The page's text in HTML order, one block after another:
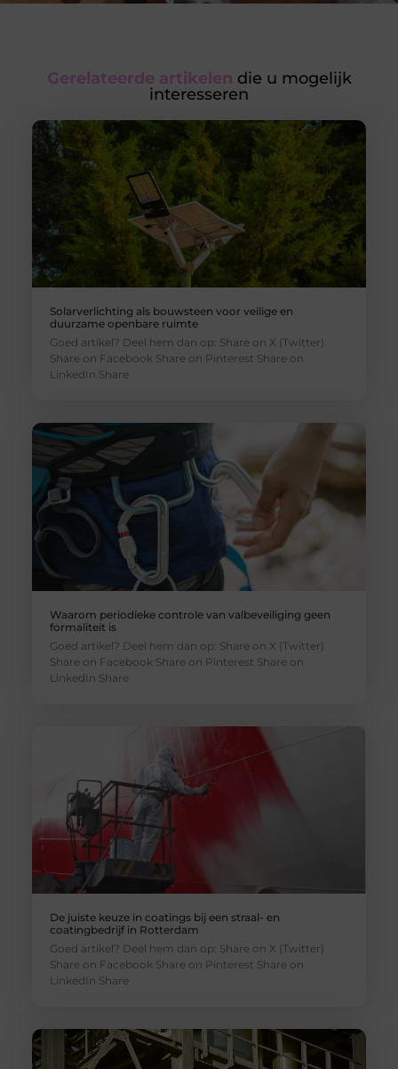
Gerelateerde artikelen die u mogelijk
interesseren
Solarverlichting als bouwsteen voor veilige en
duurzame openbare ruimte
Goed artikel? Deel hem dan op: Share on X (Twitter)
Share on Facebook Share on Pinterest Share on
LinkedIn Share
Waarom periodieke controle van valbeveiliging geen
formaliteit is
Goed artikel? Deel hem dan op: Share on X (Twitter)
Share on Facebook Share on Pinterest Share on
LinkedIn Share
De juiste keuze in coatings bij een straal- en
coatingbedrijf in Rotterdam
Goed artikel? Deel hem dan op: Share on X (Twitter)
Share on Facebook Share on Pinterest Share on
LinkedIn Share